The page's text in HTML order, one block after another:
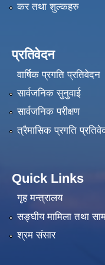
कर तथा शुल्कहरु
प्रतिवेदन
वार्षिक प्रगति प्रतिवेदन
सार्वजनिक सुनुवाई
सार्वजनिक परीक्षण
त्रैमासिक प्रगति
Quick Links
गृह मन्त्रालय
सङ्‍घीय मामिला तथा
श्रम संसार